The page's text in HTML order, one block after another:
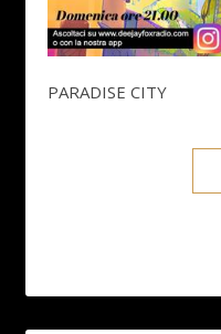
PARADISE CITY